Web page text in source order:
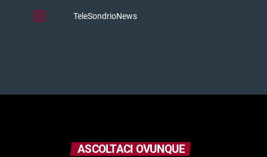
TeleSondrioNews
ASCOLTACI OVUNQUE